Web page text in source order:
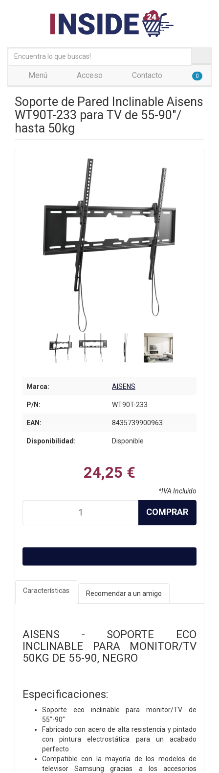
Menú Acceso Contacto 0
Soporte de Pared Inclinable Aisens
WT90T-233 para TV de 55-90"/
hasta 50kg
Marca: AISENS
P/N: WT90T-233
EAN: 8435739900963
Disponibilidad: Disponible
24,25 €
*IVA Incluido
COMPRAR
Características Recomendar a un amigo
AISENS - SOPORTE ECO
INCLINABLE PARA MONITOR/TV
50KG DE 55-90, NEGRO
Especificaciones:
Soporte eco inclinable para monitor/TV de
55”-90”
Fabricado con acero de alta resistencia y pintado
con pintura electrostática para un acabado
perfecto
Compatible con la mayoría de los modelos de
televisor Samsung gracias a los accesorios